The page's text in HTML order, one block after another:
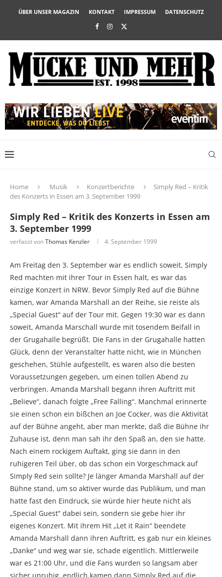
ÜBER UNSER MAGAZIN KONTAKT IMPRESSUM DATENSCHUTZ
Home Musik Konzertberichte
Simply Red – Kritik
des Konzerts in Essen am 3. September 1999
Simply Red – Kritik des Konzerts in Essen am
3. September 1999
verfasst vonThomas Kenzler 4. September 1999
Am Freitag den 3. September war es endlich soweit, Simply
Red machten mit ihrer Tour in Essen halt, es war das
einzige Konzert in NRW. Bevor Simply Red auf die Bühne
kamen, war Amanda Marshall an der Reihe, sie reiste als
„Special Guest“ auf der Tour mit. Gegen 19:30 war es dann
soweit, Amanda Marschall wurde mit tosendem Beifall in
der Grugahalle begrüßt. Die Fans in der Grugahalle hatten
Glück, denn der Veranstalter hatte nicht, wie in München
geschehen, Stühle aufgestellt, es waren also die besten
Voraussetzungen gegeben, um einen tollen Abend zu
verbringen. Amanda Marshall begann ihren Auftritt mit
„Believe“, danach folgte „Free Falling“. Manchmal erinnerte
sie einen schon ein bißchen an Joe Cocker, was die Aktivität
auf der Bühne angeht, aber man merkte, daß die Bühne ihr
Zuhause ist, denn man sah ihr den Spaß an, den sie hatte.
Nach einem rockigem Auftakt, ging sie dann in den
ruhigeren Teil über, ob das schon ein Vorgeschmack auf
Simply Red sein sollte? Je länger Amanda Marshall auf der
Bühne stand, um so aktiver wurde das Publikum, und man
hatte fast den Eindruck, sie würde hier heute nicht als
„Special Guest“ dabei sein, sondern sie gebe hier ihr
eigenes Konzert. Mit ihrem Hit „Let it Rain“ beendete
Amanda Marshall dann ihren Auftritt, es gab nur ein kleines
„Danke“ und weg war sie, schade eigentlich. Mittlerweile
war es 21:00 Uhr, und die Fans wurden so langsam aber